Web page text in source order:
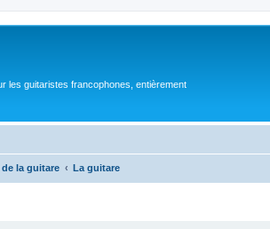
les guitaristes francophones, entièrement
la guitare La guitare